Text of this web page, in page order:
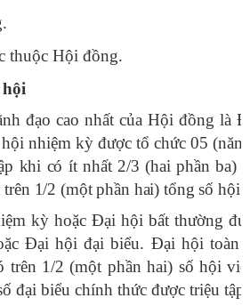
thuộc Hội đồng.
đạo cao nhất của Hội đồng là
nhiệm kỳ được tổ chức 05
khi có ít nhất 2/3 (hai phần ba)
trên 1/2 (một phần hai) tổng số hội
kỳ hoặc Đại hội bất thường
Đại hội đại biểu. Đại hội toàn
trên 1/2 (một phần hai) số hội
đại biểu chính thức được triệu tập